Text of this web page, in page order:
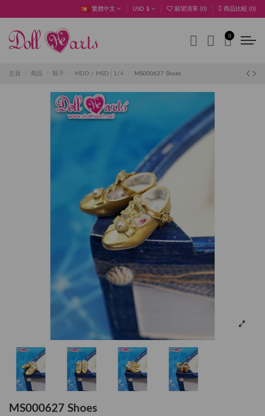
繁體中文 USD $ 願望清單 (0) 商品比較 (0)
0
主頁 商品 鞋子 MDD / MSD│1/4 MS000627 Shoes
MS000627 Shoes